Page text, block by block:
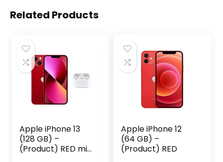
Related Products
Apple iPhone 13
(128 GB) –
(Product) RED mit
Apple iPhone 12
(64 GB) –
(Product) RED